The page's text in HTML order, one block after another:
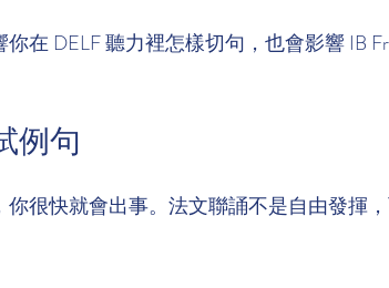
在 DELF 聽力裡怎樣切句，也會影響 IB
例句
很快就會出事。法文聯誦不是自由發揮